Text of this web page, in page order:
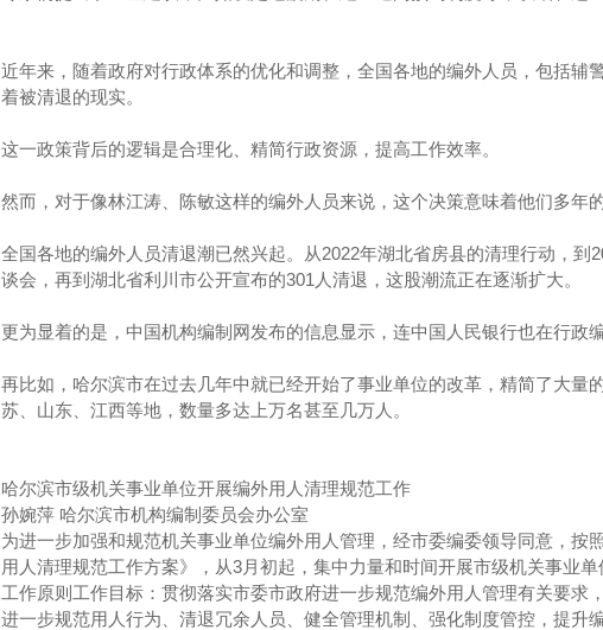
近年来，随着政府对行政体系的优化和调整，全国各地的编外人员，包括辅
着被清退的现实。
这一政策背后的逻辑是合理化、精简行政资源，提高工作效率。
然而，对于像林江涛、陈敏这样的编外人员来说，这个决策意味着他们多年
全国各地的编外人员清退潮已然兴起。从2022年湖北省房县的清理行动，到
谈会，再到湖北省利川市公开宣布的301人清退，这股潮流正在逐渐扩大。
更为显着的是，中国机构编制网发布的信息显示，连中国人民银行也在行政
再比如，哈尔滨市在过去几年中就已经开始了事业单位的改革，精简了大量
苏、山东、江西等地，数量多达上万名甚至几万人。
哈尔滨市级机关事业单位开展编外用人清理规范工作
孙婉萍 哈尔滨市机构编制委员会办公室
为进一步加强和规范机关事业单位编外用人管理，经市委编委领导同意，按
用人清理规范工作方案》，从3月初起，集中力量和时间开展市级机关事业单
工作原则工作目标：贯彻落实市委市政府进一步规范编外用人管理有关要求
进一步规范用人行为、清退冗余人员、健全管理机制、强化制度管控，提升